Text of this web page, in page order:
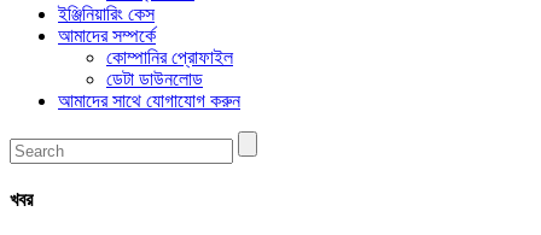
ইঞ্জিনিয়ারিং কেস
আমাদের সম্পর্কে
কোম্পানির প্রোফাইল
ডেটা ডাউনলোড
আমাদের সাথে যোগাযোগ করুন
খবর